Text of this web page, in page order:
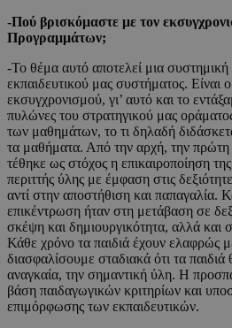
-Πού βρισκόμαστε με τον
Προγραμμάτων;
-Το θέμα αυτό αποτελεί μια
εκπαιδευτικού μας συστήματος. Είναι
εκσυγχρονισμού, γι’ αυτό και το
πυλώνες του στρατηγικού μας
των μαθημάτων, το τι δηλαδή
τα μαθήματα. Από την αρχή, την πρώτη
τέθηκε ως στόχος η επικαιροποίηση
περιττής ύλης με έμφαση στις
αντί στην αποστήθιση και παπαγαλία.
επικέντρωση ήταν στη μετάβαση σε
σκέψη και δημιουργικότητα, αλλά και
Κάθε χρόνο τα παιδιά έχουν ελαφρώς
διασφαλίσουμε σταδιακά ότι τα παιδιά
αναγκαία, την σημαντική ύλη. Η
βάση παιδαγωγικών κριτηρίων και
επιμόρφωσης των εκπαιδευτικών.